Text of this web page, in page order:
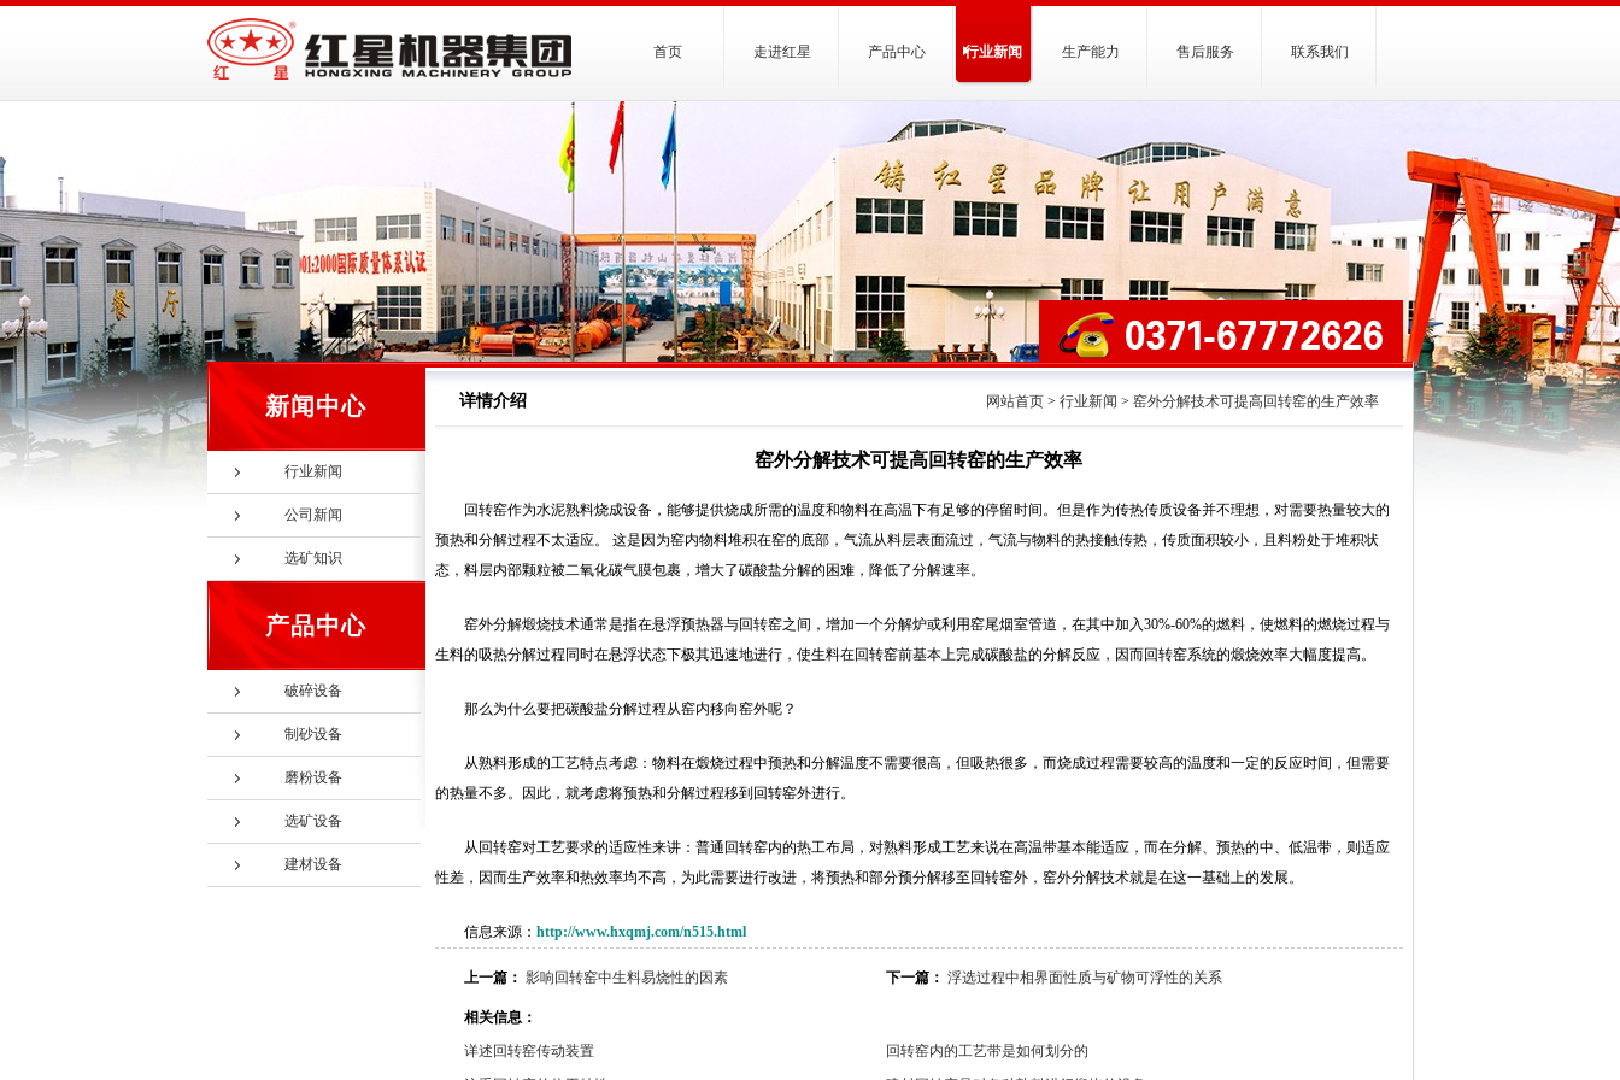
首页 走进红星 产品中心 行业新闻 生产能力 售后服务 联系我们
新闻中心
行业新闻
公司新闻
选矿知识
产品中心
破碎设备
制砂设备
磨粉设备
选矿设备
建材设备
详情介绍 网站首页> 行业新闻 > 窑外分解技术可提高回转窑的生产效率
窑外分解技术可提高回转窑的生产效率
回转窑作为水泥熟料烧成设备，能够提供烧成所需的温度和物料在高温下有足够的停留时间。但是作为传热传质设备并不理想，对需要热量较大的
预热和分解过程不太适应。 这是因为窑内物料堆积在窑的底部，气流从料层表面流过，气流与物料的热接触传热，传质面积较小，且料粉处于堆积状
态，料层内部颗粒被二氧化碳气膜包裹，增大了碳酸盐分解的困难，降低了分解速率。
窑外分解煅烧技术通常是指在悬浮预热器与回转窑之间，增加一个分解炉或利用窑尾烟室管道，在其中加入30%-60%的燃料，使燃料的燃烧过程与
生料的吸热分解过程同时在悬浮状态下极其迅速地进行，使生料在回转窑前基本上完成碳酸盐的分解反应，因而回转窑系统的煅烧效率大幅度提高。
那么为什么要把碳酸盐分解过程从窑内移向窑外呢？
从熟料形成的工艺特点考虑：物料在煅烧过程中预热和分解温度不需要很高，但吸热很多，而烧成过程需要较高的温度和一定的反应时间，但需要
的热量不多。因此，就考虑将预热和分解过程移到回转窑外进行。
从回转窑对工艺要求的适应性来讲：普通回转窑内的热工布局，对熟料形成工艺来说在高温带基本能适应，而在分解、预热的中、低温带，则适应
性差，因而生产效率和热效率均不高，为此需要进行改进，将预热和部分预分解移至回转窑外，窑外分解技术就是在这一基础上的发展。
信息来源： http://www.hxqmj.com/n515.html
上一篇： 影响回转窑中生料易烧性的因素 下一篇： 浮选过程中相界面性质与矿物可浮性的关系
相关信息：
详述回转窑传动装置
回转窑内的工艺带是如何划分的